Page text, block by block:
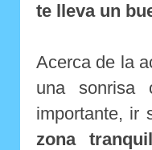
te lleva un
Acerca de la
una sonrisa
importante, ir
zona